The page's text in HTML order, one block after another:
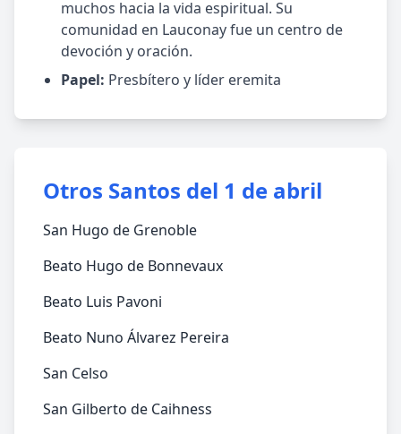
muchos hacia la vida espiritual. Su
comunidad en Lauconay fue un centro de
devoción y oración.
Papel: Presbítero y líder eremita
Otros Santos del 1 de abril
San Hugo de Grenoble
Beato Hugo de Bonnevaux
Beato Luis Pavoni
Beato Nuno Álvarez Pereira
San Celso
San Gilberto de Caihness